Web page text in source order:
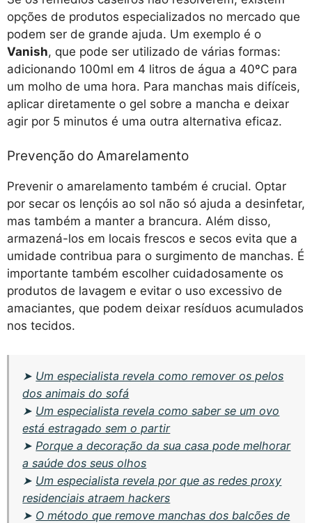
opções de produtos especializados no mercado que
podem ser de grande ajuda. Um exemplo é o
Vanish, que pode ser utilizado de várias formas:
adicionando 100ml em 4 litros de água a 40ºC para
um molho de uma hora. Para manchas mais difíceis,
aplicar diretamente o gel sobre a mancha e deixar
agir por 5 minutos é uma outra alternativa eficaz.
Prevenção do Amarelamento
Prevenir o amarelamento também é crucial. Optar
por secar os lençóis ao sol não só ajuda a desinfetar,
mas também a manter a brancura. Além disso,
armazená-los em locais frescos e secos evita que a
umidade contribua para o surgimento de manchas. É
importante também escolher cuidadosamente os
produtos de lavagem e evitar o uso excessivo de
amaciantes, que podem deixar resíduos acumulados
nos tecidos.
➤ Um especialista revela como remover os pelos
dos animais do sofá
➤ Um especialista revela como saber se um ovo
está estragado sem o partir
➤ Porque a decoração da sua casa pode melhorar
a saúde dos seus olhos
➤ Um especialista revela por que as redes proxy
residenciais atraem hackers
➤ O método que remove manchas dos balcões de